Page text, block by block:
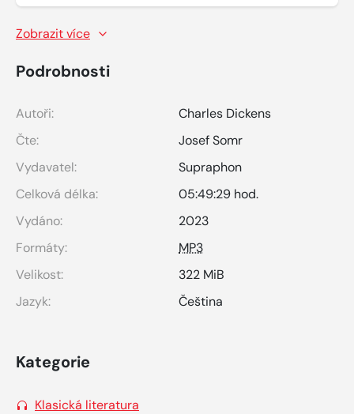
Zobrazit více
Podrobnosti
Autoři:
Charles Dickens
Čte:
Josef Somr
Vydavatel:
Supraphon
Celková délka:
05:49:29 hod.
Vydáno:
2023
Formáty:
MP3
Velikost:
322 MiB
Jazyk:
Čeština
Kategorie
Klasická literatura